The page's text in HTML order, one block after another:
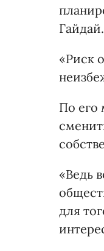
Гайдай.
«Риск
По его
«Ведь
для